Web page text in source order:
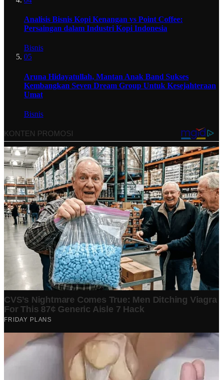
Analisis Bisnis Kopi Kenangan vs Point Coffee:
Persaingan dalam Industri Kopi Indonesia
Bisnis
05
Aruna Hidayatullah, Mantan Anak Band Sukses
Kembangkan Seven Dream Group Untuk Kesejahteraan
Umat
Bisnis
Berita Terpopuler